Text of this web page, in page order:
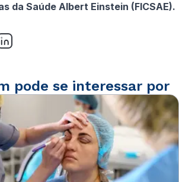
da Saúde Albert Einstein (FICSAE).
pode se interessar por